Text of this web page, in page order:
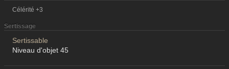
Célérité +3
Sertissage
Sertissable
Niveau d'objet 45